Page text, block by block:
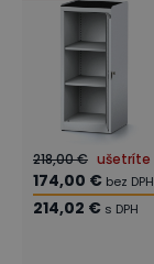
218,00 € ušetríte
174,00 € bez DPH
214,02 € s DPH